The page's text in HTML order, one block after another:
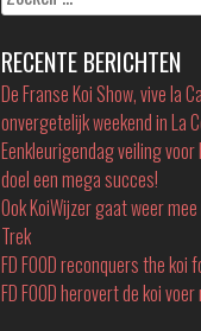
naar:
RECENTE BERICHTEN
De Franse Koi Show, vive la
onvergetelijk weekend in La
Eenkleurigendag veiling
doel een mega succes!
Ook KoiWijzer gaat weer
Trek
FD FOOD reconquers the koi
FD FOOD herovert de koi